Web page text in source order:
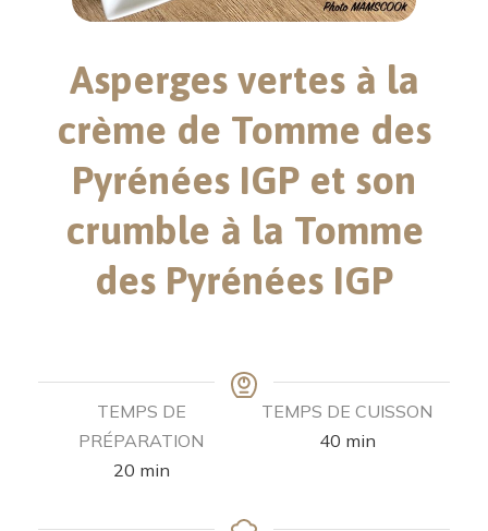
Asperges vertes à la
crème de Tomme des
Pyrénées IGP et son
crumble à la Tomme
des Pyrénées IGP
TEMPS DE
PRÉPARATION
20 min
TEMPS DE CUISSON
40 min